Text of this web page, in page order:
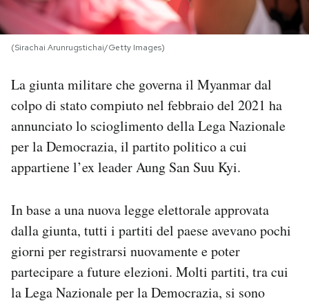
I MIEI PREFERITI
SHOP
AREA PERSONALE
Area Personale
Notifiche mobile
Regala il Post
Esci
(Sirachai Arunrugstichai/Getty Images)
La giunta militare che governa il Myanmar dal
colpo di stato compiuto nel febbraio del 2021 ha
annunciato lo scioglimento della Lega Nazionale
per la Democrazia, il partito politico a cui
appartiene l’ex leader Aung San Suu Kyi.
In base a una nuova legge elettorale approvata
dalla giunta, tutti i partiti del paese avevano pochi
giorni per registrarsi nuovamente e poter
partecipare a future elezioni. Molti partiti, tra cui
la Lega Nazionale per la Democrazia, si sono